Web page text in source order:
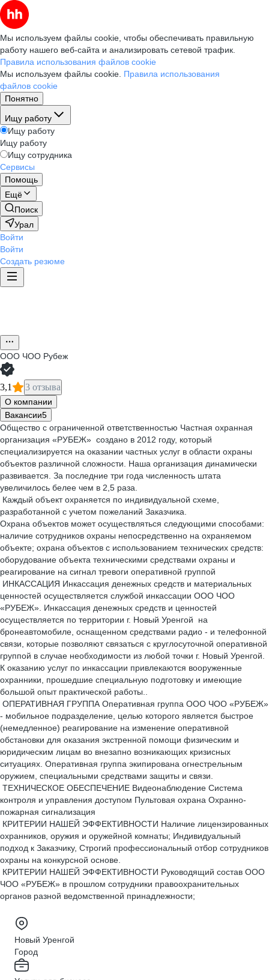
Мы используем файлы cookie, чтобы обеспечивать правильную
работу нашего веб-сайта и анализировать сетевой трафик.
Правила использования файлов cookie
Мы используем файлы cookie. Правила использования
файлов cookie
Понятно
Ищу работу
Ищу работу
Ищу работу
Ищу сотрудника
Сервисы
Помощь
Ещё
Поиск
Урал
Войти
Войти
Создать резюме
ООО ЧОО Рубеж
3,1 3 отзыва
О компании
Вакансии5
Общество с ограниченной ответственностью Частная охранная
организация «РУБЕЖ» создано в 2012 году, который
специализируется на оказании частных услуг в области охраны
объектов различной сложности. Наша организация динамически
развивается. За последние три года численность штата
увеличилось белее чем в 2,5 раза.
Каждый объект охраняется по индивидуальной схеме,
разработанной с учетом пожеланий Заказчика.
Охрана объектов может осуществляться следующими способами:
наличие сотрудников охраны непосредственно на охраняемом
объекте; охрана объектов с использованием технических средств:
оборудование объекта техническими средствами охраны и
реагирование на сигнал тревоги оперативной группой
ИНКАССАЦИЯ Инкассация денежных средств и материальных
ценностей осуществляется службой инкассации ООО ЧОО
«РУБЕЖ». Инкассация денежных средств и ценностей
осуществляется по территории г. Новый Уренгой на
бронеавтомобиле, оснащенном средствами радио - и телефонной
связи, которые позволяют связаться с круглосуточной оперативной
группой в случае необходимости из любой точки г. Новый Уренгой.
К оказанию услуг по инкассации привлекаются вооруженные
охранники, прошедшие специальную подготовку и имеющие
большой опыт практической работы..
ОПЕРАТИВНАЯ ГРУППА Оперативная группа ООО ЧОО «РУБЕЖ»
- мобильное подразделение, целью которого является быстрое
(немедленное) реагирование на изменение оперативной
обстановки для оказания экстренной помощи физическим и
юридическим лицам во внезапно возникающих кризисных
ситуациях. Оперативная группа экипирована огнестрельным
оружием, специальными средствами защиты и связи.
ТЕХНИЧЕСКОЕ ОБЕСПЕЧЕНИЕ Видеонаблюдение Система
контроля и управления доступом Пультовая охрана Охранно-
пожарная сигнализация
КРИТЕРИИ НАШЕЙ ЭФФЕКТИВНОСТИ Наличие лицензированных
охранников, оружия и оружейной комнаты; Индивидуальный
подход к Заказчику, Строгий профессиональный отбор сотрудников
охраны на конкурсной основе.
КРИТЕРИИ НАШЕЙ ЭФФЕКТИВНОСТИ Руководящий состав ООО
ЧОО «РУБЕЖ» в прошлом сотрудники правоохранительных
органов разной ведомственной принадлежности;
Новый Уренгой
Город